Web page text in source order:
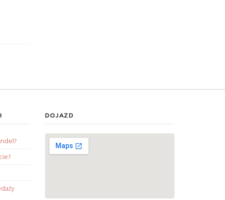
DOJAZD